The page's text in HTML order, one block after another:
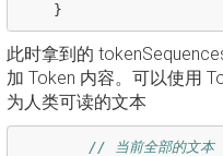
}
此时拿到的
加 Token 内容。可以使用
为人类可读的文本
// 当前全部的文本